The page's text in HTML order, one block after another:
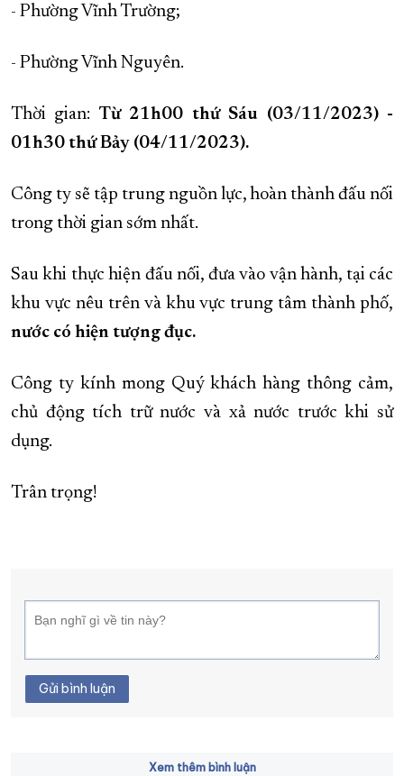
- Phường Vĩnh Trường;
- Phường Vĩnh Nguyên.
Thời gian: Từ 21h00 thứ Sáu (03/11/2023) -
01h30 thứ Bảy (04/11/2023).
Công ty sẽ tập trung nguồn lực, hoàn thành đấu nối
trong thời gian sớm nhất.
Sau khi thực hiện đấu nối, đưa vào vận hành, tại các
khu vực nêu trên và khu vực trung tâm thành phố,
nước có hiện tượng đục.
Công ty kính mong Quý khách hàng thông cảm,
chủ động tích trữ nước và xả nước trước khi sử
dụng.
Trân trọng!
Gửi bình luận
Xem thêm bình luận